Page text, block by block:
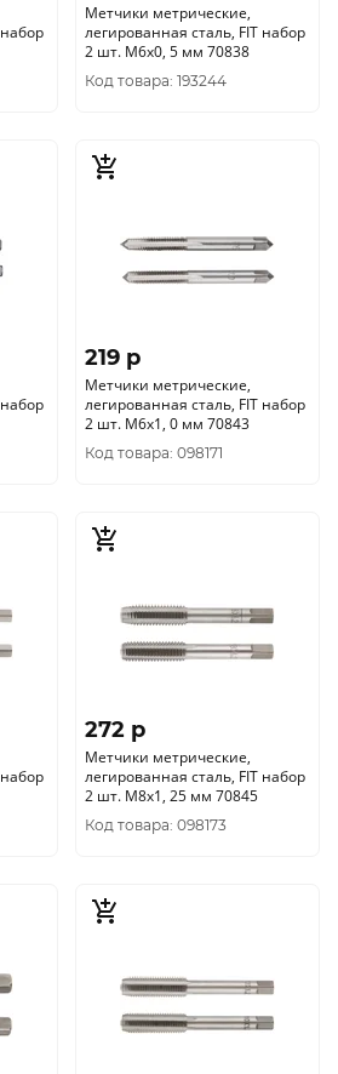
Метчики метрические,
легированная сталь, FIT набор
2 шт. М6х0, 5 мм 70838
Код товара: 193244
219 p
Метчики метрические,
легированная сталь, FIT набор
2 шт. М6х1, 0 мм 70843
Код товара: 098171
272 p
Метчики метрические,
легированная сталь, FIT набор
2 шт. М8х1, 25 мм 70845
Код товара: 098173